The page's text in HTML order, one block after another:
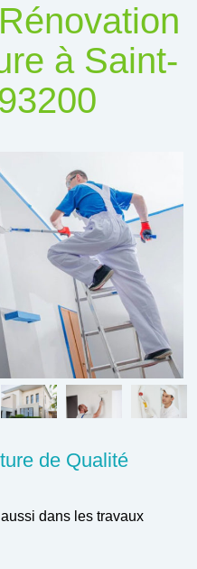
à Saint-
de Qualité
dans les travaux